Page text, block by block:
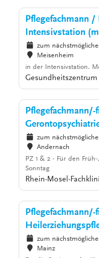
Pflegefachmann /
Intensivstation
zum
Meisenheim
in der Intensivstation.
Gesundheitszentrum
zum
Andernach
PZ 1 & 2 - Für den
Sonntag
Rhein-Mosel-
zum
Mainz